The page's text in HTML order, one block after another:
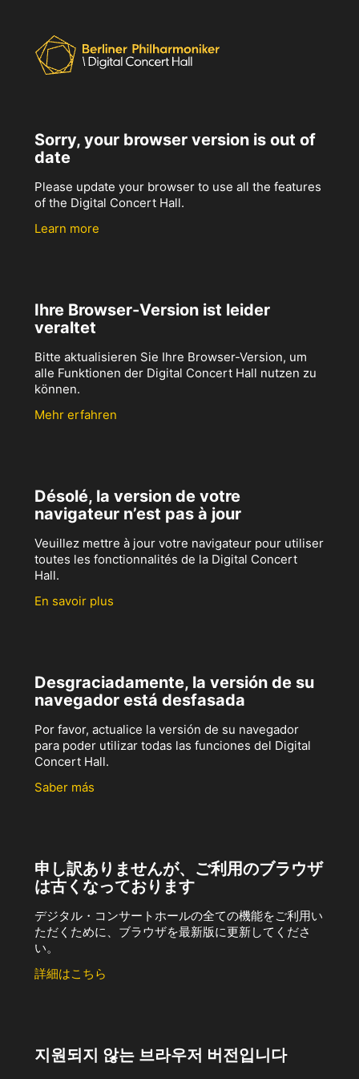
Sorry, your browser version is out of
date
Please update your browser to use all the features
of the Digital Concert Hall.
Learn more
Ihre Browser-Version ist leider
veraltet
Bitte aktualisieren Sie Ihre Browser-Version, um
alle Funktionen der Digital Concert Hall nutzen zu
können.
Mehr erfahren
Désolé, la version de votre
navigateur n’est pas à jour
Veuillez mettre à jour votre navigateur pour utiliser
toutes les fonctionnalités de la Digital Concert
Hall.
En savoir plus
Desgraciadamente, la versión de su
navegador está desfasada
Por favor, actualice la versión de su navegador
para poder utilizar todas las funciones del Digital
Concert Hall.
Saber más
申し訳ありませんが、ご利用のブラウザ
は古くなっております
デジタル・コンサートホールの全ての機能をご利用い
ただくために、ブラウザを最新版に更新してくださ
い。
詳細はこちら
지원되지 않는 브라우저 버전입니다